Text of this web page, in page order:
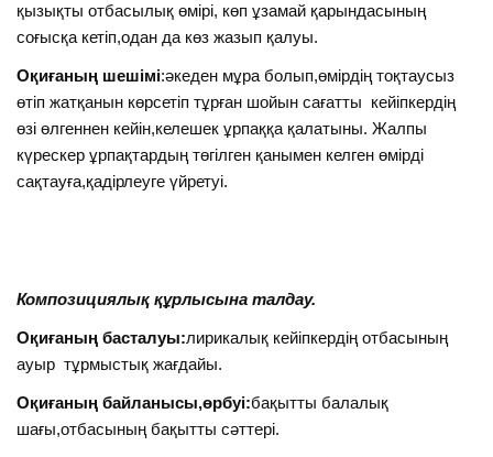
қызықты отбасылық өмірі, көп ұзамай қарындасының
соғысқа кетіп,одан да көз жазып қалуы.
Оқиғаның шешімі:әкеден мұра болып,өмірдің тоқтаусыз
өтіп жатқанын көрсетіп тұрған шойын сағатты кейіпкердің
өзі өлгеннен кейін,келешек ұрпаққа қалатыны. Жалпы
күрескер ұрпақтардың төгілген қанымен келген өмірді
сақтауға,қадірлеуге үйретуі.
Композициялық құрлысына талдау.
Оқиғаның басталуы:лирикалық кейіпкердің отбасының
ауыр тұрмыстық жағдайы.
Оқиғаның байланысы,өрбуі:бақытты балалық
шағы,отбасының бақытты сәттері.